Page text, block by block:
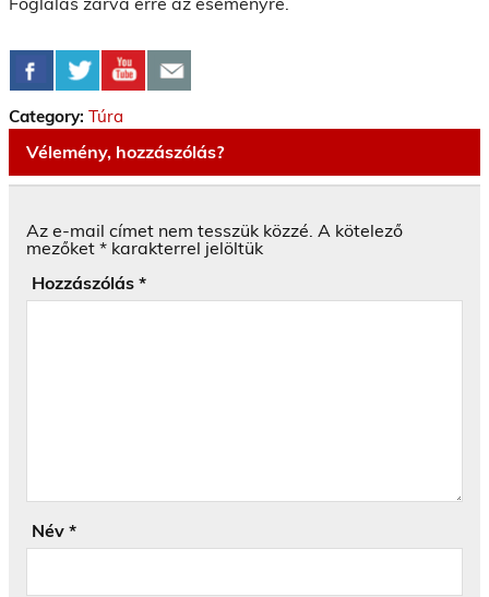
Category: Túra
Vélemény, hozzászólás?
Az e-mail címet nem tesszük közzé. A kötelező
mezőket * karakterrel jelöltük
Hozzászólás *
Név *